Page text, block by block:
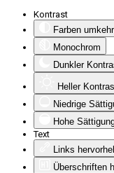
Kontrast
Farben
Monochrom
Dunkler
Heller
Niedrige
Hohe
Text
Links
Überschriften